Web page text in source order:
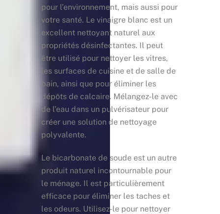
pour l’environnement, mais aussi pour
votre santé. Le vinaigre blanc est un
excellent nettoyant naturel aux
propriétés désinfectantes. Il peut
être utilisé pour nettoyer les vitres,
les surfaces de cuisine et de salle de
bain, ainsi que pour éliminer les
dépôts de calcaire. Mélangez-le avec
de l’eau dans un pulvérisateur pour
créer une solution de nettoyage
polyvalente.
Le bicarbonate de soude est un autre
produit naturel incontournable pour
le ménage. Il est particulièrement
efficace pour éliminer les taches et
les odeurs. Utilisez-le pour nettoyer